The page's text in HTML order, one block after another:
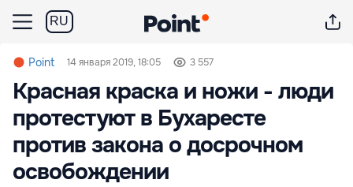
RU
Point 14 января 2019, 18:05 3 557
Красная краска и ножи - люди
протестуют в Бухаресте
против закона о досрочном
освобождении